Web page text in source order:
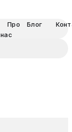
Про
нас
Блог